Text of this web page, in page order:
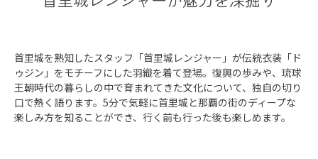
首里城を熟知したスタッフ「首里城レンジャー」が伝統衣装「ド
ゥジン」をモチーフにした羽織を着て登場。復興の歩みや、琉球
王朝時代の暮らしの中で育まれてきた文化について、独自の切り
口で熱く語ります。5分で気軽に首里城と那覇の街のディープな
楽しみ方を知ることができ、行く前も行った後も楽しめます。